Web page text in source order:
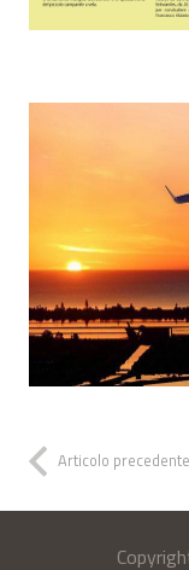
Articolo precedente